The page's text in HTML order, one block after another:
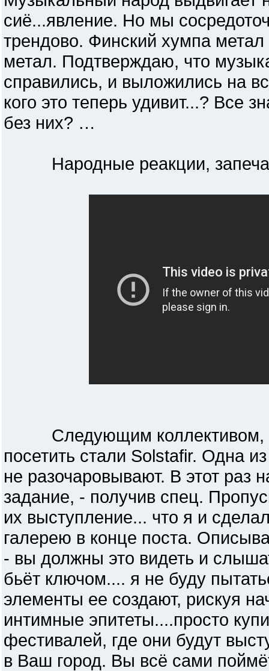
сиё...явление. Но мы
трендово. Финский хумпа
метал. Подтверждаю, что
справились, и выложились на
кого это теперь удивит...? Все
без них? …
Народные реакции,
Следующим коллективом,
посетить стали Solstafir. Одна
не разочаровывают. В этот раз
задание, - получив спец.
их выступление... что я и
галерею в конце поста.
- вы должны это видеть и
бьёт ключом.... я не буду
элементы ее создают, рискуя
интимные эпитеты....просто
фестивалей, где они будут
в Ваш город. Вы всё сами